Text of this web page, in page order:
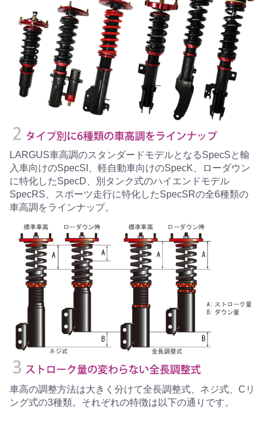
LARGUS車高調のスタンダードモデルとなるSpecSと輸
入車向けのSpecSI、軽自動車向けのSpecK、ローダウン
に特化したSpecD、別タンク式のハイエンドモデル
SpecRS、スポーツ走行に特化したSpecSRの全6種類の
車高調をラインナップ。
車高の調整方法は大きく分けて全長調整式、ネジ式、Cリ
ング式の3種類。それぞれの特徴は以下の通りです。